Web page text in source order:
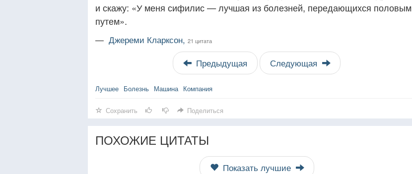
и скажу: «У меня сифилис — лучшая из болезней, передающихся половым
путем».
— Джереми Кларксон, 21 цитата
Предыдущая Следующая
Лучшее Болезнь Машина Компания
Сохранить Поделиться
ПОХОЖИЕ ЦИТАТЫ
Показать лучшие